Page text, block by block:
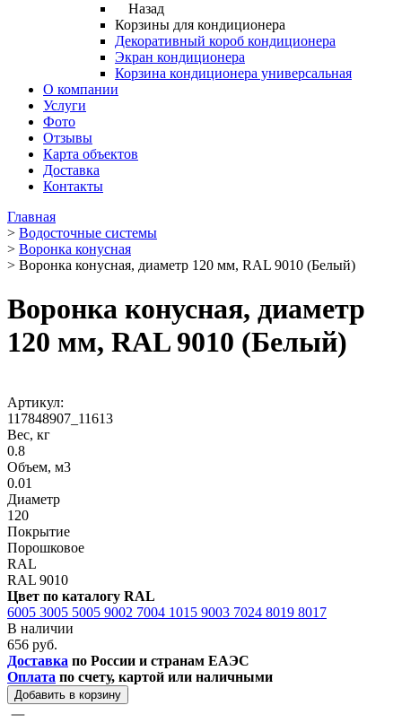
Назад
Корзины для кондиционера
Декоративный короб кондиционера
Экран кондиционера
Корзина кондиционера универсальная
О компании
Услуги
Фото
Отзывы
Карта объектов
Доставка
Контакты
Главная
> Водосточные системы
> Воронка конусная
> Воронка конусная, диаметр 120 мм, RAL 9010 (Белый)
Воронка конусная, диаметр
120 мм, RAL 9010 (Белый)
Артикул:
117848907_11613
Вес, кг
0.8
Объем, м3
0.01
Диаметр
120
Покрытие
Порошковое
RAL
RAL 9010
Цвет по каталогу RAL
6005 3005 5005 9002 7004 1015 9003 7024 8019 8017
В наличии
656 руб.
Доставка по России и странам ЕАЭС
Оплата по счету, картой или наличными
Добавить в корзину